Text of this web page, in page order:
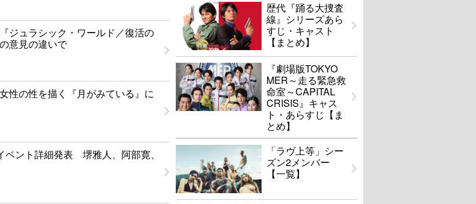
ジュラシック・ワールド／復活の
意見の違いで
性の性を描く『月がみている』に
ベント詳細発表 堺雅人、阿部寛、
歴代『踊る大捜査
線』シリーズあら
すじ・キャスト
【まとめ】
『劇場版TOKYO
MER～走る緊急救
命室～CAPITAL
CRISIS』キャス
ト・あらすじ【ま
とめ】
「ラヴ上等」シー
ズン2メンバー
【一覧】